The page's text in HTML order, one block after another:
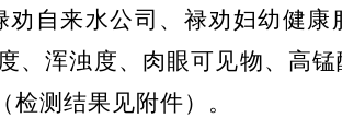
劝自来水公司、禄劝妇幼健康
、浑浊度、肉眼可见物、 高
检测结果见附件）。